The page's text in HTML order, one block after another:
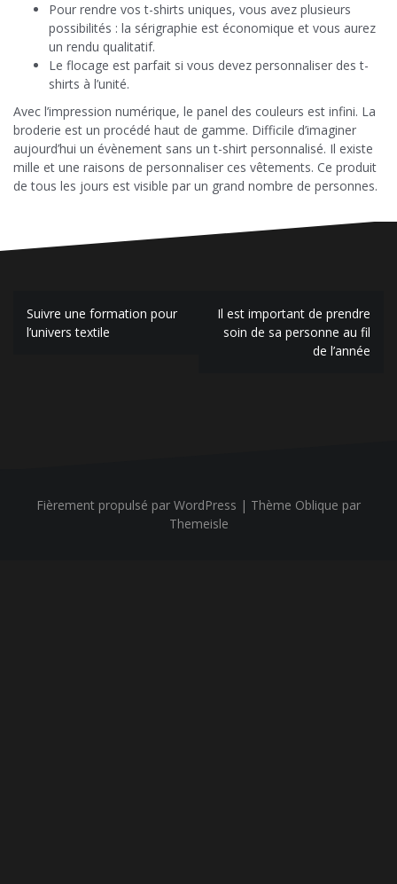
Pour rendre vos t-shirts uniques, vous avez plusieurs
possibilités : la sérigraphie est économique et vous aurez
un rendu qualitatif.
Le flocage est parfait si vous devez personnaliser des t-
shirts à l’unité.
Avec l’impression numérique, le panel des couleurs est infini. La
broderie est un procédé haut de gamme. Difficile d’imaginer
aujourd’hui un évènement sans un t-shirt personnalisé. Il existe
mille et une raisons de personnaliser ces vêtements. Ce produit
de tous les jours est visible par un grand nombre de personnes.
Navigation
de
Suivre une formation pour
l’univers textile
Il est important de prendre
soin de sa personne au fil
de l’année
Fièrement propulsé par WordPress | Thème Oblique par
Themeisle